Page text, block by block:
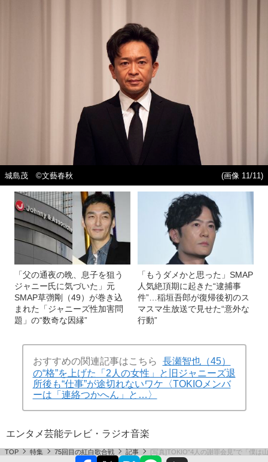
城島茂 ©文藝春秋 (画像 11/11)
「父の通夜の晩、息子を狙う
ジャニー氏に気づいた」元
SMAP草彅剛（49）が巻き込
まれた「ジャニーズ性加害問
題」の“数奇な因縁”
「もうダメかと思った」SMAP
人気絶頂期に起きた“逮捕事
件”…稲垣吾郎が復帰後初のス
マスマ生放送で見せた“意外な
行動”
おすすめの関連記事はこちら
長瀬智也（45）
の“格”を上げた「2人の女性」と旧ジャニーズ退
所後も“仕事”が途切れないワケ〈TOKIOメンバ
ーは「連絡つかへん」と…〉
エンタメ芸能テレビ・ラジオ音楽
TOP 特集 75回目の紅白歌合戦 記事 [写真]TOKIO“4人の謝罪会見”で「僕は